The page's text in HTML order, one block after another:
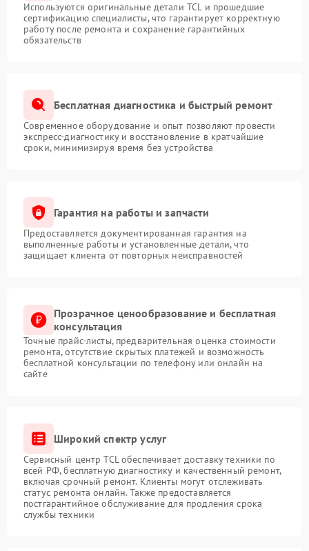
Используются оригинальные детали TCL и прошедшие
сертификацию специалисты, что гарантирует корректную
работу после ремонта и сохранение гарантийных
обязательств
Бесплатная диагностика и быстрый ремонт
Современное оборудование и опыт позволяют провести
экспресс-диагностику и восстановление в кратчайшие
сроки, минимизируя время без устройства
Гарантия на работы и запчасти
Предоставляется документированная гарантия на
выполненные работы и установленные детали, что
защищает клиента от повторных неисправностей
Прозрачное ценообразование и бесплатная
консультация
Точные прайс-листы, предварительная оценка стоимости
ремонта, отсутствие скрытых платежей и возможность
бесплатной консультации по телефону или онлайн на
сайте
Широкий спектр услуг
Сервисный центр TCL обеспечивает доставку техники по
всей РФ, бесплатную диагностику и качественный ремонт,
включая срочный ремонт. Клиенты могут отслеживать
статус ремонта онлайн. Также предоставляется
постгарантийное обслуживание для продления срока
службы техники